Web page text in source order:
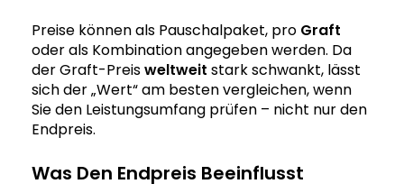
Preise können als Pauschalpaket, pro Graft
oder als Kombination angegeben werden. Da
der Graft-Preisweltweit stark schwankt, lässt
sich der „Wert“ am besten vergleichen, wenn
Sie den Leistungsumfang prüfen – nicht nur den
Endpreis.
Was Den Endpreis Beeinflusst